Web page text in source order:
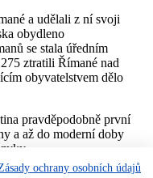
a udělali z ní svoji
obydleno
se stala úředním
ztratili Římané nad
obyvatelstvem dělo
pravděpodobně první
a až do moderní doby
ochrany osobních údajů